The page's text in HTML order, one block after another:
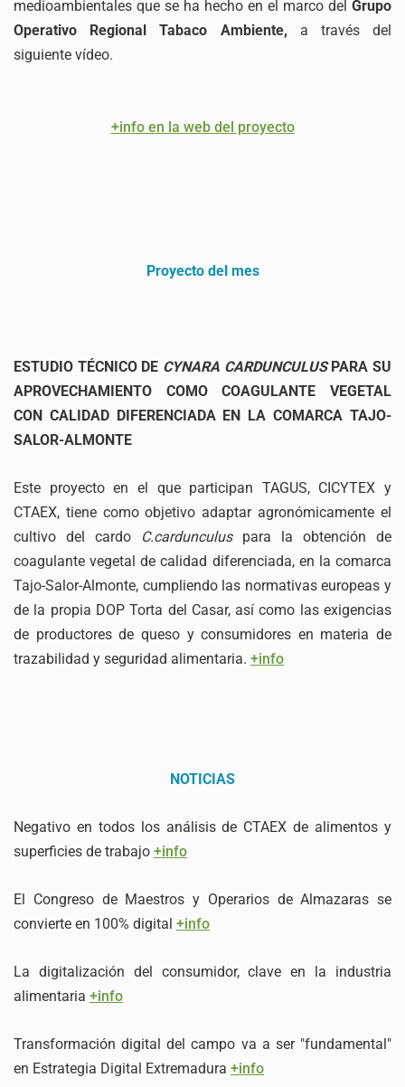
medioambientales que se ha hecho en el marco del Grupo
Operativo Regional Tabaco Ambiente, a través del
siguiente vídeo.
+info en la web del proyecto
Proyecto del mes
ESTUDIO TÉCNICO DE CYNARA CARDUNCULUSPARA SU
APROVECHAMIENTO COMO COAGULANTE VEGETAL
CON CALIDAD DIFERENCIADA EN LA COMARCA TAJO-
SALOR-ALMONTE
Este proyecto en el que participan TAGUS, CICYTEX y
CTAEX, tiene como objetivo adaptar agronómicamente el
cultivo del cardo
C.cardunculuspara la obtención de
coagulante vegetal de calidad diferenciada, en la comarca
Tajo-Salor-Almonte, cumpliendo las normativas europeas y
de la propia DOP Torta del Casar, así como las exigencias
de productores de queso y consumidores en materia de
trazabilidad y seguridad alimentaria. +info
NOTICIAS
Negativo en todos los análisis de CTAEX de alimentos y
superficies de trabajo +info
El Congreso de Maestros y Operarios de Almazaras se
convierte en 100% digital +info
La digitalización del consumidor, clave en la industria
alimentaria +info
Transformación digital del campo va a ser "fundamental"
en Estrategia Digital Extremadura +info